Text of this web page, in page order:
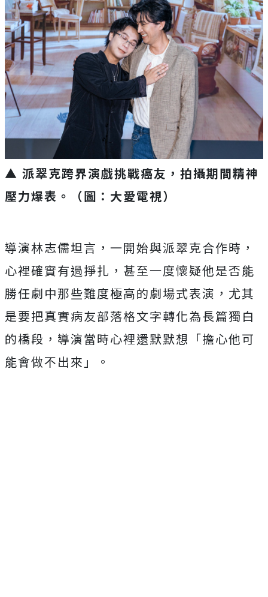
▲ 派翠克跨界演戲挑戰癌友，拍攝期間精神
壓力爆表。（圖：大愛電視）
導演林志儒坦言，一開始與派翠克合作時，
心裡確實有過掙扎，甚至一度懷疑他是否能
勝任劇中那些難度極高的劇場式表演，尤其
是要把真實病友部落格文字轉化為長篇獨白
的橋段，導演當時心裡還默默想「擔心他可
能會做不出來」。